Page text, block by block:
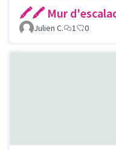
🖍🖍 Mur
Julien C. 1 0